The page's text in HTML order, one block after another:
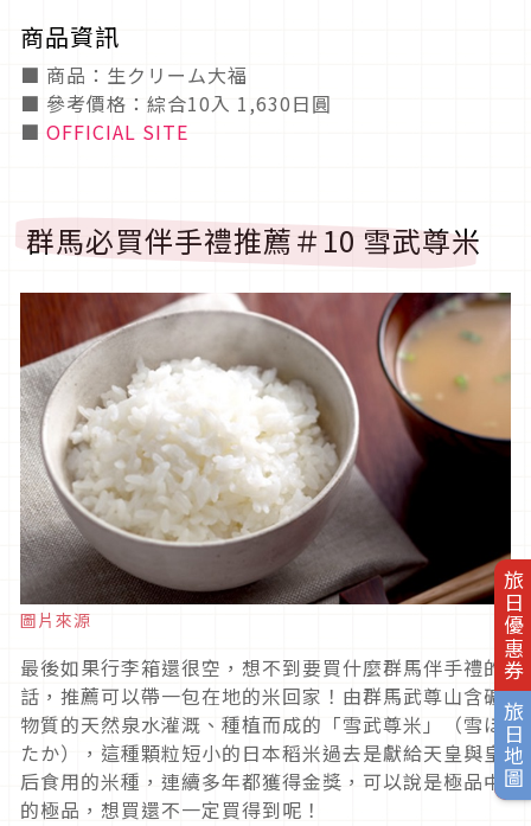
旅日優惠券
旅日地圖
商品資訊
■ 商品：生クリーム大福
■ 參考價格：綜合10入 1,630日圓
■ OFFICIAL SITE
群馬必買伴手禮推薦＃10 雪武尊米
圖片來源
最後如果行李箱還很空，想不到要買什麼群馬伴手禮的
話，推薦可以帶一包在地的米回家！由群馬武尊山含礦
物質的天然泉水灌溉、種植而成的「雪武尊米」（雪ほ
たか），這種顆粒短小的日本稻米過去是獻給天皇與皇
后食用的米種，連續多年都獲得金獎，可以說是極品中
的極品，想買還不一定買得到呢！